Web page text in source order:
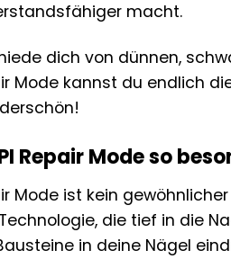
macht.
dich von dünnen,
Mode kannst du endlich
Repair Mode so
Mode ist kein
die tief in die
in deine Nägel